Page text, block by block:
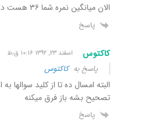
الان میانگین نمره شما ۳۶ هست در گروه فراوری
پاسخ
کاکتوس اسفند ۲۳, ۱۳۹۲ ۱۰:۱۶ ق٫ظ
پاسخ بهکاکتوس
البته امسال ده تا از کلید سوالها
تصحیح بشه باز فرق میکنه
پاسخ